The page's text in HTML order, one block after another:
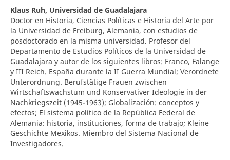
Klaus Ruh, Universidad de Guadalajara
Doctor en Historia, Ciencias Políticas e Historia del Arte por
la Universidad de Freiburg, Alemania, con estudios de
posdoctorado en la misma universidad. Profesor del
Departamento de Estudios Políticos de la Universidad de
Guadalajara y autor de los siguientes libros: Franco, Falange
y III Reich. España durante la II Guerra Mundial; Verordnete
Unterordnung. Berufstätige Frauen zwischen
Wirtschaftswachstum und Konservativer Ideologie in der
Nachkriegszeit (1945-1963); Globalización: conceptos y
efectos; El sistema político de la República Federal de
Alemania: historia, instituciones, forma de trabajo; Kleine
Geschichte Mexikos. Miembro del Sistema Nacional de
Investigadores.